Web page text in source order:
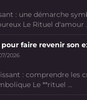
: une démarche
Le Rituel d'amour
faire revenir son
2026
: comprendre les
Le **rituel ...